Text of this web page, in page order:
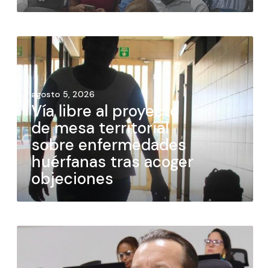
agosto 5, 2026
Vía libre al proyecto
de mesa territorial
sobre enfermedades
huérfanas tras acoger
objeciones